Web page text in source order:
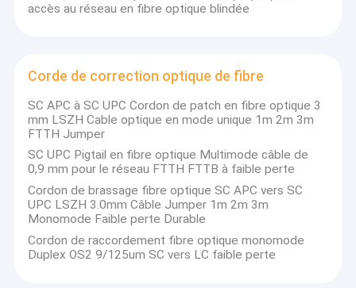
Câble optique de fibre de conduit
Câble optique de fibre du schéma 8
câble optique de fibre d'opgw
Câble optique d'intérieur de fibre
Câble d'interface optique de fibre de FTTH
Corde de correction optique de fibre
connecteur optique de fibre
accès au réseau en fibre optique blindée
Corde de correction optique de fibre
SC APC à SC UPC Cordon de patch en fibre optique 3
mm LSZH Cable optique en mode unique 1m 2m 3m
FTTH Jumper
SC UPC Pigtail en fibre optique Multimode câble de
0,9 mm pour le réseau FTTH FTTB à faible perte
Cordon de brassage fibre optique SC APC vers SC
UPC LSZH 3.0mm Câble Jumper 1m 2m 3m
Monomode Faible perte Durable
Cordon de raccordement fibre optique monomode
Duplex OS2 9/125um SC vers LC faible perte